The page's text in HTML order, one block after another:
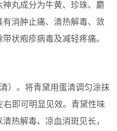
丸成分为牛黄、珍珠、麝
消肿止痛、清热解毒、敛
状疱疹病毒及减轻疼痛。
）。将青黛用蛋清调匀涂抹
右即可明显见效。青黛性味
热解毒、凉血消斑见长，